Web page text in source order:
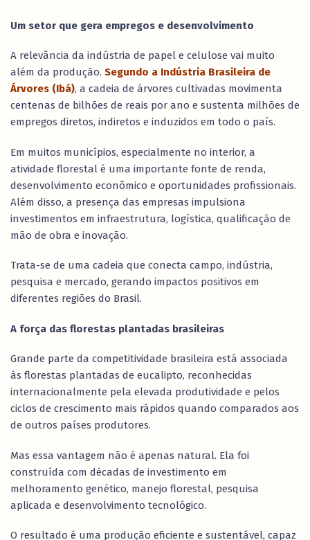
Um setor que gera empregos e desenvolvimento
A relevância da indústria de papel e celulose vai muito
além da produção. Segundo a Indústria Brasileira de
Árvores (Ibá), a cadeia de árvores cultivadas movimenta
centenas de bilhões de reais por ano e sustenta milhões de
empregos diretos, indiretos e induzidos em todo o país.
Em muitos municípios, especialmente no interior, a
atividade florestal é uma importante fonte de renda,
desenvolvimento econômico e oportunidades profissionais.
Além disso, a presença das empresas impulsiona
investimentos em infraestrutura, logística, qualificação de
mão de obra e inovação.
Trata-se de uma cadeia que conecta campo, indústria,
pesquisa e mercado, gerando impactos positivos em
diferentes regiões do Brasil.
A força das florestas plantadas brasileiras
Grande parte da competitividade brasileira está associada
às florestas plantadas de eucalipto, reconhecidas
internacionalmente pela elevada produtividade e pelos
ciclos de crescimento mais rápidos quando comparados aos
de outros países produtores.
Mas essa vantagem não é apenas natural. Ela foi
construída com décadas de investimento em
melhoramento genético, manejo florestal, pesquisa
aplicada e desenvolvimento tecnológico.
O resultado é uma produção eficiente e sustentável, capaz